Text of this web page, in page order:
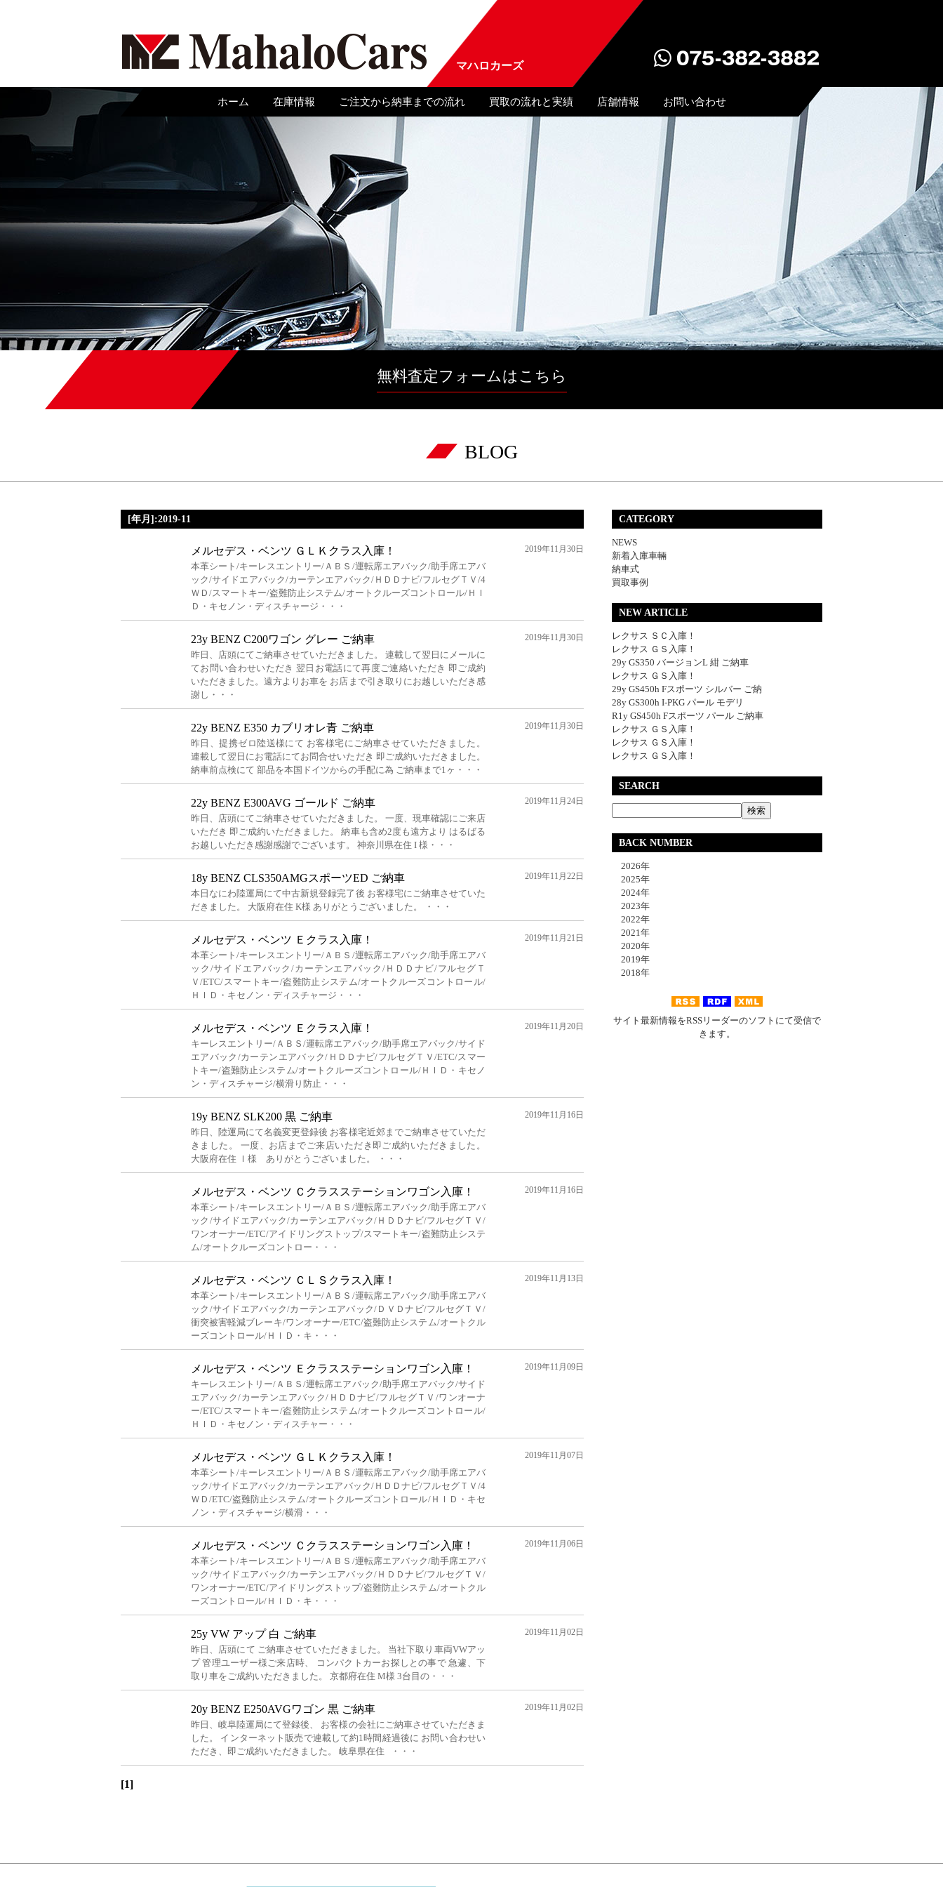
マハロカーズ
ホーム 在庫情報 ご注文から納車までの流れ 買取の流れと実績 店舗情報 お問い合わせ
無料査定フォームはこちら
BLOG
[年月]:2019-11
メルセデス・ベンツ ＧＬＫクラス入庫！
本革シート/キーレスエントリー/ＡＢＳ/運転席エアバック/助手席エアバ
ック/サイドエアバック/カーテンエアバック/ＨＤＤナビ/フルセグＴＶ/4
ＷＤ/スマートキー/盗難防止システム/オートクルーズコントロール/ＨＩ
Ｄ・キセノン・ディスチャージ・・・
2019年11月30日
23y BENZ C200ワゴン グレー ご納車
昨日、店頭にてご納車させていただきました。 連載して翌日にメールに
てお問い合わせいただき 翌日お電話にて再度ご連絡いただき 即ご成約
いただきました。遠方よりお車を お店まで引き取りにお越しいただき感
謝し・・・
2019年11月30日
22y BENZ E350 カブリオレ青 ご納車
昨日、提携ゼロ陸送様にて お客様宅にご納車させていただきました。
連載して翌日にお電話にてお問合せいただき 即ご成約いただきました。
納車前点検にて 部品を本国ドイツからの手配に為 ご納車まで1ヶ・・・
2019年11月30日
22y BENZ E300AVG ゴールド ご納車
昨日、店頭にてご納車させていただきました。 一度、現車確認にご来店
いただき 即ご成約いただきました。 納車も含め2度も遠方より はるばる
お越しいただき感謝感謝でございます。 神奈川県在住 I 様・・・
2019年11月24日
18y BENZ CLS350AMGスポーツED ご納車
本日なにわ陸運局にて中古新規登録完了後 お客様宅にご納車させていた
だきました。 大阪府在住 K様 ありがとうございました。 ・・・
2019年11月22日
メルセデス・ベンツ Ｅクラス入庫！
本革シート/キーレスエントリー/ＡＢＳ/運転席エアバック/助手席エアバ
ック/サイドエアバック/カーテンエアバック/ＨＤＤナビ/フルセグＴ
Ｖ/ETC/スマートキー/盗難防止システム/オートクルーズコントロール/
ＨＩＤ・キセノン・ディスチャージ・・・
2019年11月21日
メルセデス・ベンツ Ｅクラス入庫！
キーレスエントリー/ＡＢＳ/運転席エアバック/助手席エアバック/サイド
エアバック/カーテンエアバック/ＨＤＤナビ/フルセグＴＶ/ETC/スマー
トキー/盗難防止システム/オートクルーズコントロール/ＨＩＤ・キセノ
ン・ディスチャージ/横滑り防止・・・
2019年11月20日
19y BENZ SLK200 黒 ご納車
昨日、陸運局にて名義変更登録後 お客様宅近郊までご納車させていただ
きました。 一度、お店までご来店いただき即ご成約いただきました。
大阪府在住 Ｉ様 ありがとうございました。 ・・・
2019年11月16日
メルセデス・ベンツ Ｃクラスステーションワゴン入庫！
本革シート/キーレスエントリー/ＡＢＳ/運転席エアバック/助手席エアバ
ック/サイドエアバック/カーテンエアバック/ＨＤＤナビ/フルセグＴＶ/
ワンオーナー/ETC/アイドリングストップ/スマートキー/盗難防止システ
ム/オートクルーズコントロー・・・
2019年11月16日
メルセデス・ベンツ ＣＬＳクラス入庫！
本革シート/キーレスエントリー/ＡＢＳ/運転席エアバック/助手席エアバ
ック/サイドエアバック/カーテンエアバック/ＤＶＤナビ/フルセグＴＶ/
衝突被害軽減ブレーキ/ワンオーナー/ETC/盗難防止システム/オートクル
ーズコントロール/ＨＩＤ・キ・・・
2019年11月13日
メルセデス・ベンツ Ｅクラスステーションワゴン入庫！
キーレスエントリー/ＡＢＳ/運転席エアバック/助手席エアバック/サイド
エアバック/カーテンエアバック/ＨＤＤナビ/フルセグＴＶ/ワンオーナ
ー/ETC/スマートキー/盗難防止システム/オートクルーズコントロール/
ＨＩＤ・キセノン・ディスチャー・・・
2019年11月09日
メルセデス・ベンツ ＧＬＫクラス入庫！
本革シート/キーレスエントリー/ＡＢＳ/運転席エアバック/助手席エアバ
ック/サイドエアバック/カーテンエアバック/ＨＤＤナビ/フルセグＴＶ/4
ＷＤ/ETC/盗難防止システム/オートクルーズコントロール/ＨＩＤ・キセ
ノン・ディスチャージ/横滑・・・
2019年11月07日
メルセデス・ベンツ Ｃクラスステーションワゴン入庫！
本革シート/キーレスエントリー/ＡＢＳ/運転席エアバック/助手席エアバ
ック/サイドエアバック/カーテンエアバック/ＨＤＤナビ/フルセグＴＶ/
ワンオーナー/ETC/アイドリングストップ/盗難防止システム/オートクル
ーズコントロール/ＨＩＤ・キ・・・
2019年11月06日
25y VW アップ 白 ご納車
昨日、店頭にて ご納車させていただきました。 当社下取り車両VWアッ
プ 管理ユーザー様ご来店時、 コンパクトカーお探しとの事で 急遽、下
取り車をご成約いただきました。 京都府在住 M様 3台目の・・・
2019年11月02日
20y BENZ E250AVGワゴン 黒 ご納車
昨日、岐阜陸運局にて登録後、 お客様の会社にご納車させていただきま
した。 インターネット販売で連載して約1時間経過後に お問い合わせい
ただき、即ご成約いただきました。 岐阜県在住 ・・・
2019年11月02日
[1]
CATEGORY
NEWS
新着入庫車輛
納車式
買取事例
NEW ARTICLE
レクサス ＳＣ入庫！
レクサス ＧＳ入庫！
29y GS350 バージョンL 紺 ご納車
レクサス ＧＳ入庫！
29y GS450h Fスポーツ シルバー ご納
28y GS300h I-PKG パール モデリ
R1y GS450h Fスポーツ パール ご納車
レクサス ＧＳ入庫！
レクサス ＧＳ入庫！
レクサス ＧＳ入庫！
SEARCH
BACK NUMBER
2026年
2025年
2024年
2023年
2022年
2021年
2020年
2019年
2018年
サイト最新情報をRSSリーダーのソフトにて受信で
きます。